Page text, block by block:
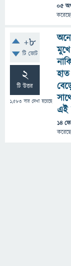
05
+8
টি ভোট
2
টি উত্তর
1,583 বার দেখা হয়েছে
এই
14